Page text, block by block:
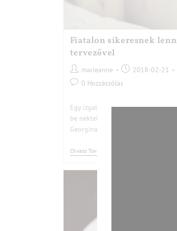
Fiatalon sikeresnek
tervezővel
marieanne 2018-02-21
0 Hozzászólás
Egy izgalmas személyiség
be nektek a Marie Anne Design
Georgina - ItsMe online magazin-
Olvass Tovább